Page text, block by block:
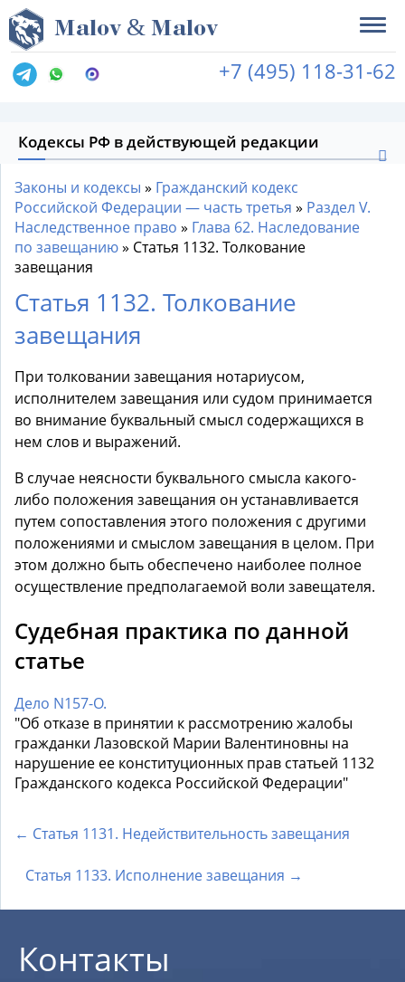
Malov & Malov
+7 (495) 118-31-62
Кодексы РФ в действующей редакции
Законы и кодексы » Гражданский кодекс
Российской Федерации — часть третья » Раздел V.
Наследственное право » Глава 62. Наследование
по завещанию» Статья 1132. Толкование
завещания
Статья 1132. Толкование
завещания
При толковании завещания нотариусом,
исполнителем завещания или судом принимается
во внимание буквальный смысл содержащихся в
нем слов и выражений.
В случае неясности буквального смысла какого-
либо положения завещания он устанавливается
путем сопоставления этого положения с другими
положениями и смыслом завещания в целом. При
этом должно быть обеспечено наиболее полное
осуществление предполагаемой воли завещателя.
Судебная практика по данной
статье
Дело N157-О.
"Об отказе в принятии к рассмотрению жалобы
гражданки Лазовской Марии Валентиновны на
нарушение ее конституционных прав статьей 1132
Гражданского кодекса Российской Федерации"
← Статья 1131. Недействительность завещания
Статья 1133. Исполнение завещания →
Контакты